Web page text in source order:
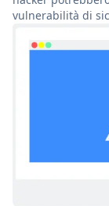
vulnerabilità di